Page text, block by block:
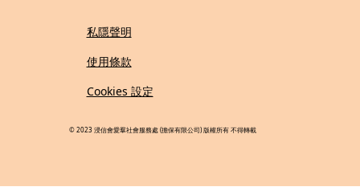
© 2023 浸信會愛羣社會服務處 (擔保有限公司) 版權所有 不得轉載
私隱聲明
使用條款
Cookies 設定